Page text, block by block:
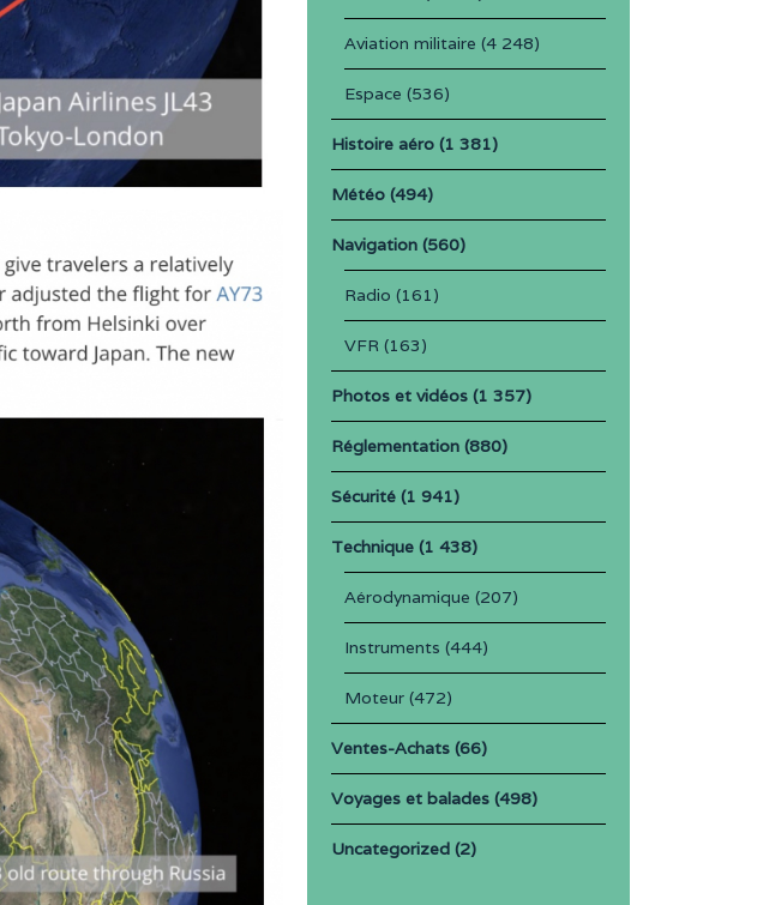
Aviation militaire (4 248)
Espace (536)
Histoire aéro(1 381)
Météo(494)
Navigation(560)
Radio (161)
VFR (163)
Photos et vidéos(1 357)
Réglementation(880)
Sécurité(1 941)
Technique(1 438)
Aérodynamique (207)
Instruments (444)
Moteur(472)
Ventes-Achats(66)
Voyages et balades(498)
Uncategorized(2)